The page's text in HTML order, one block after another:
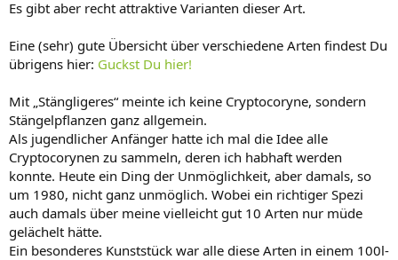
Es gibt aber recht attraktive Varianten dieser Art.
Eine (sehr) gute Übersicht über verschiedene Arten findest Du
übrigens hier: Guckst Du hier!
Mit „Stängligeres“ meinte ich keine Cryptocoryne, sondern
Stängelpflanzen ganz allgemein.
Als jugendlicher Anfänger hatte ich mal die Idee alle
Cryptocorynen zu sammeln, deren ich habhaft werden
konnte. Heute ein Ding der Unmöglichkeit, aber damals, so
um 1980, nicht ganz unmöglich. Wobei ein richtiger Spezi
auch damals über meine vielleicht gut 10 Arten nur müde
gelächelt hätte.
Ein besonderes Kunststück war alle diese Arten in einem 100l-